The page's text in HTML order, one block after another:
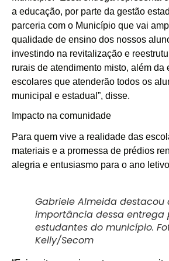
a educação, por parte da gestão
parceria com o Município que vai
qualidade de ensino dos nossos
investindo na revitalização e
rurais de atendimento misto, além da
escolares que atenderão todos os
municipal e estadual”, disse.
Impacto na comunidade
Para quem vive a realidade das
materiais e a promessa de prédios
alegria e entusiasmo para o ano
Gabriele Almeida destacou
importância dessa entrega
estudantes do município.
Kelly/Secom